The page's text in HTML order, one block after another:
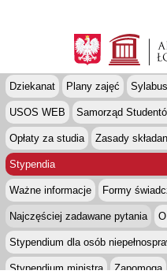
Dziekanat Plany zajęć
USOS WEB Samorząd
Opłaty za studia Zasady
Stypendia
Ważne informacje Formy
Najczęściej zadawane pytania
Stypendium dla osób
Stypendium ministra Zapomoga